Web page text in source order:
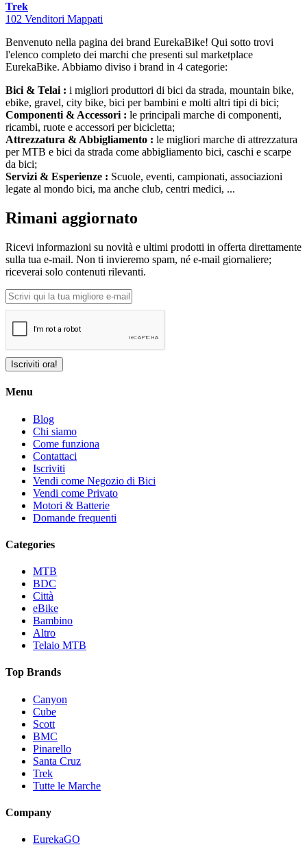
Trek
102 Venditori Mappati
Benvenuto nella pagina dei brand EurekaBike! Qui sotto trovi
l'elenco completo dei marchi che presenti sul marketplace
EurekaBike. Abbiamo diviso i brand in 4 categorie:
Bici & Telai : i migliori produttori di bici da strada, mountain bike,
ebike, gravel, city bike, bici per bambini e molti altri tipi di bici;
Componenti & Accessori : le principali marche di componenti,
ricambi, ruote e accessori per bicicletta;
Attrezzatura & Abbigliamento : le migliori marche di attrezzatura
per MTB e bici da strada come abbigliamento bici, caschi e scarpe
da bici;
Servizi & Esperienze : Scuole, eventi, campionati, associazioni
legate al mondo bici, ma anche club, centri medici, ...
Rimani aggiornato
Ricevi informazioni su novità e ultimi prodotti in offerta direttamente
sulla tua e-mail. Non ti invieremo spam, né e-mail giornaliere;
riceverai solo contenuti rilevanti.
Iscriviti ora!
Menu
Blog
Chi siamo
Come funziona
Contattaci
Iscriviti
Vendi come Negozio di Bici
Vendi come Privato
Motori & Batterie
Domande frequenti
Categories
MTB
BDC
Città
eBike
Bambino
Altro
Telaio MTB
Top Brands
Canyon
Cube
Scott
BMC
Pinarello
Santa Cruz
Trek
Tutte le Marche
Company
EurekaGO